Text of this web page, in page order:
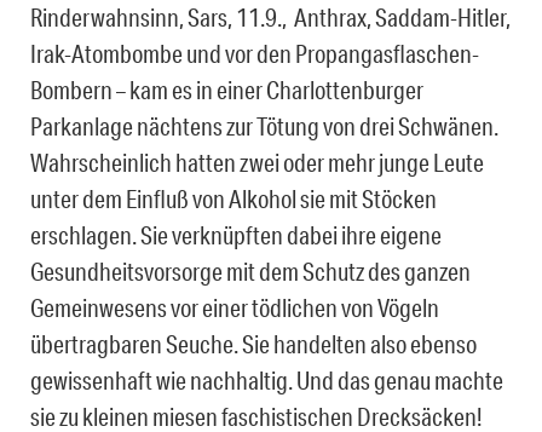
Rinderwahnsinn, Sars, 11.9., Anthrax, Saddam-Hitler,
Irak-Atombombe und vor den Propangasflaschen-
Bombern – kam es in einer Charlottenburger
Parkanlage nächtens zur Tötung von drei Schwänen.
Wahrscheinlich hatten zwei oder mehr junge Leute
unter dem Einfluß von Alkohol sie mit Stöcken
erschlagen. Sie verknüpften dabei ihre eigene
Gesundheitsvorsorge mit dem Schutz des ganzen
Gemeinwesens vor einer tödlichen von Vögeln
übertragbaren Seuche. Sie handelten also ebenso
gewissenhaft wie nachhaltig. Und das genau machte
sie zu kleinen miesen faschistischen Drecksäcken!